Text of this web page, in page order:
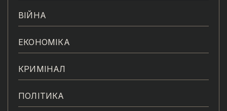
ВІЙНА
ЕКОНОМІКА
КРИМІНАЛ
ПОЛІТИКА